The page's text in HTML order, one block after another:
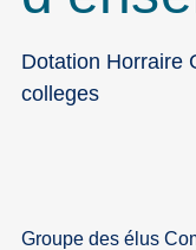
Dotation Horraire
colleges
Groupe des élus